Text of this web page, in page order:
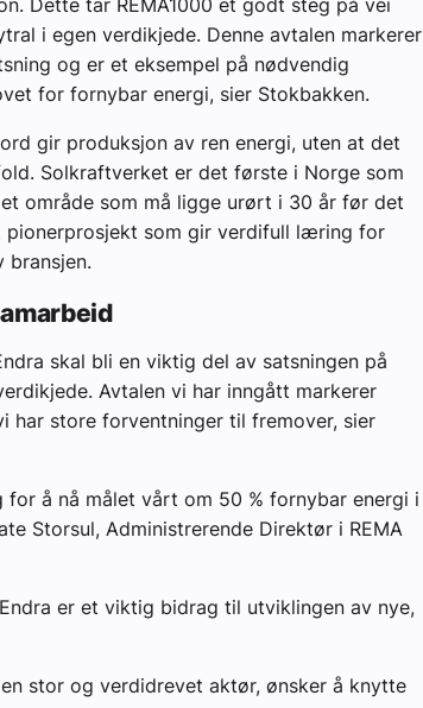
Dette tar REMA1000 et godt steg på vei
i egen verdikjede. Denne avtalen markerer
og er et eksempel på nødvendig
for fornybar energi, sier Stokbakken.
gir produksjon av ren energi, uten at det
Solkraftverket er det første i Norge som
område som må ligge urørt i 30 år før det
pionerprosjekt som gir verdifull læring for
bransjen.
skal bli en viktig del av satsningen på
Avtalen vi har inngått markerer
har store forventninger til fremover, sier
å nå målet vårt om 50 % fornybar energi i
Storsul, Administrerende Direktør i REMA
er et viktig bidrag til utviklingen av nye,
stor og verdidrevet aktør, ønsker å knytte